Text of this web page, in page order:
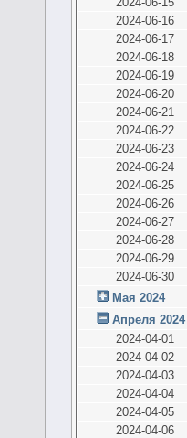
2024-06-16
2024-06-17
2024-06-18
2024-06-19
2024-06-20
2024-06-21
2024-06-22
2024-06-23
2024-06-24
2024-06-25
2024-06-26
2024-06-27
2024-06-28
2024-06-29
2024-06-30
Мая 2024
Апреля 2024
2024-04-01
2024-04-02
2024-04-03
2024-04-04
2024-04-05
2024-04-06